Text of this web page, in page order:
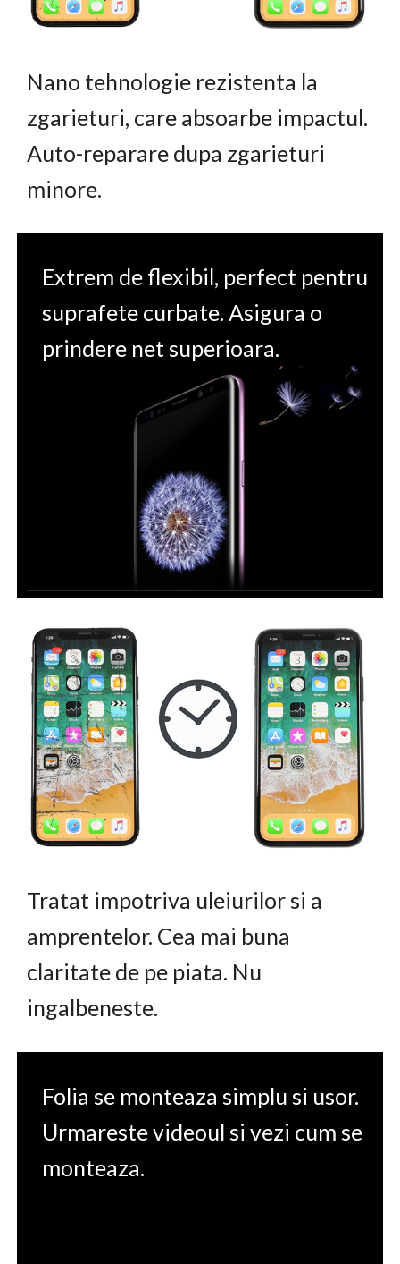
Nano tehnologie rezistenta la
zgarieturi, care absoarbe impactul.
Auto-reparare dupa zgarieturi
minore.
Extrem de flexibil, perfect pentru
suprafete curbate. Asigura o
prindere net superioara.
Tratat impotriva uleiurilor si a
amprentelor. Cea mai buna
claritate de pe piata. Nu
ingalbeneste.
Folia se monteaza simplu si usor.
Urmareste videoul si vezi cum se
monteaza.